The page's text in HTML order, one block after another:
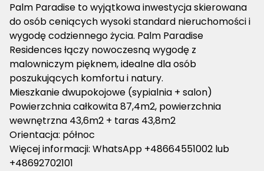
Palm Paradise to wyjątkowa inwestycja skierowana
do osób ceniących wysoki standard nieruchomości i
wygodę codziennego życia. Palm Paradise
Residences łączy nowoczesną wygodę z
malowniczym pięknem, idealne dla osób
poszukujących komfortu i natury.
Mieszkanie dwupokojowe (sypialnia + salon)
Powierzchnia całkowita 87,4m2, powierzchnia
wewnętrzna 43,6m2 + taras 43,8m2
Orientacja: północ
Więcej informacji: WhatsApp +48664551002 lub
+48692702101